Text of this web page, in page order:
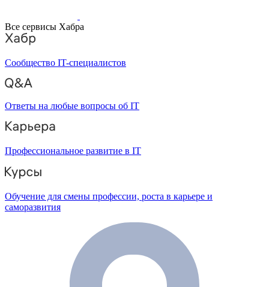
Все сервисы Хабра
Сообщество IT-специалистов
Ответы на любые вопросы об IT
Профессиональное развитие в IT
Обучение для смены профессии, роста в карьере и
саморазвития